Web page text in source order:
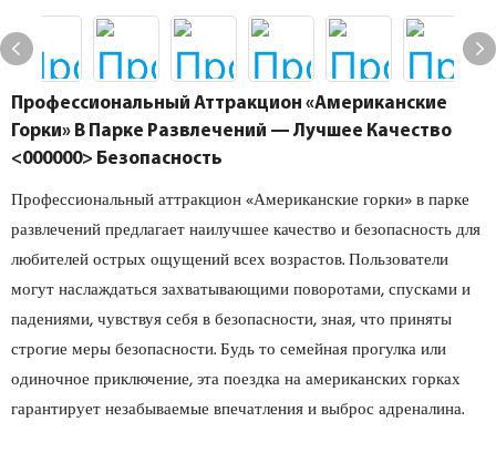
Профессиональный Аттракцион «Американские
Горки» В Парке Развлечений — Лучшее Качество
<000000> Безопасность
Профессиональный аттракцион «Американские горки» в парке
развлечений предлагает наилучшее качество и безопасность для
любителей острых ощущений всех возрастов. Пользователи
могут наслаждаться захватывающими поворотами, спусками и
падениями, чувствуя себя в безопасности, зная, что приняты
строгие меры безопасности. Будь то семейная прогулка или
одиночное приключение, эта поездка на американских горках
гарантирует незабываемые впечатления и выброс адреналина.